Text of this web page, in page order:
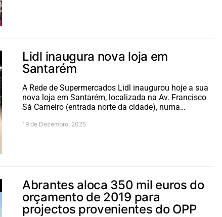
Lidl inaugura nova loja em
Santarém
A Rede de Supermercados Lidl inaugurou hoje a sua
nova loja em Santarém, localizada na Av. Francisco
Sá Carneiro (entrada norte da cidade), numa…
19 de Dezembro, 2025
Abrantes aloca 350 mil euros do
orçamento de 2019 para
projectos provenientes do OPP